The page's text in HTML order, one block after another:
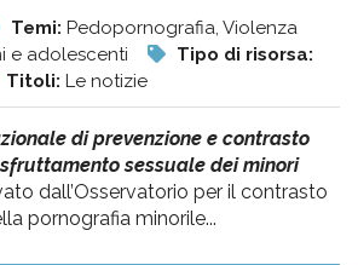
Temi: Pedopornografia, Violenza
e adolescenti
Tipo di risorsa:
Titoli: Le notizie
di prevenzione e contrasto
sessuale dei minori
dall’Osservatorio per il contrasto
pornografia minorile...